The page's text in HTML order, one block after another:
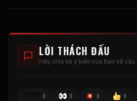
LỜI THÁCH ĐẤU
Hãy chia sẻ ý kiến ​​của bạn về câu
0 0 0 0